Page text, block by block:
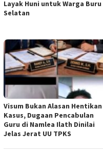
Layak Huni untuk Warga Buru
Selatan
Visum Bukan Alasan Hentikan
Kasus, Dugaan Pencabulan
Guru di Namlea Ilath Dinilai
Jelas Jerat UU TPKS